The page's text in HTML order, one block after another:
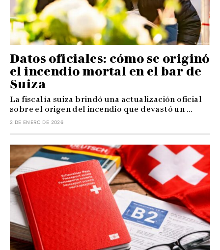
Datos oficiales: cómo se originó
el incendio mortal en el bar de
Suiza
La fiscalía suiza brindó una actualización oficial
sobre el origen del incendio que devastó un ...
2 DE ENERO DE 2026